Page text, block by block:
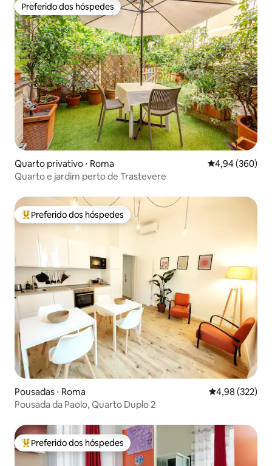
Preferido dos hóspedes
Preferido dos hóspedes
Quarto privativo ⋅ Roma 4,94 de uma
4,94 (360)
Quarto e jardim perto de Trastevere
Entre os melhores preferidos dos hóspedes
Preferido dos hóspedes
Pousadas ⋅ Roma 4,98 de uma
4,98 (322)
Pousada da Paolo, Quarto Duplo 2
Entre os melhores preferidos dos hóspedes
Preferido dos hóspedes